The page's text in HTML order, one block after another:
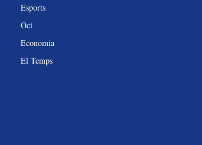
Esports
Oci
Economia
El Temps